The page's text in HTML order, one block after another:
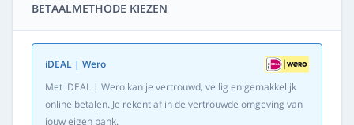
BETAALMETHODE KIEZEN
iDEAL | Wero
Met iDEAL | Wero kan je vertrouwd, veilig en gemakkelijk
online betalen. Je rekent af in de vertrouwde omgeving van
jouw eigen bank.